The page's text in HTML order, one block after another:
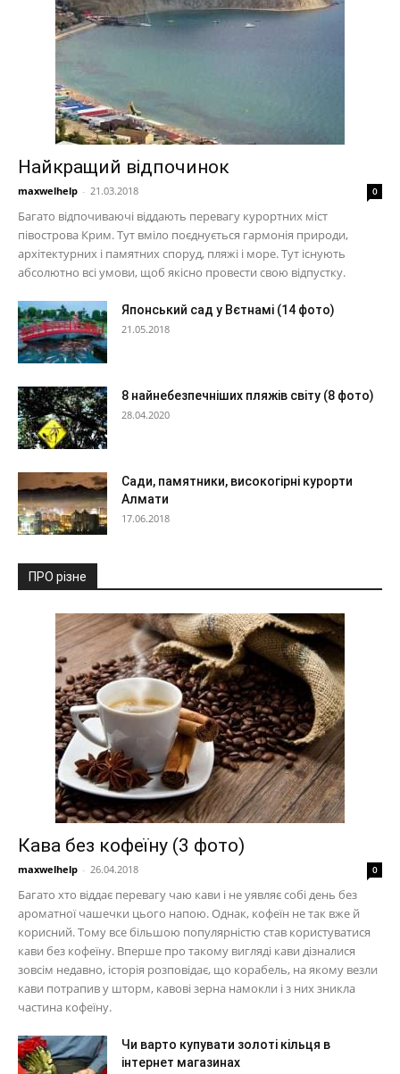
Найкращий відпочинок
maxwelhelp - 21.03.2018 0
Багато відпочиваючі віддають перевагу курортних міст
півострова Крим. Тут вміло поєднується гармонія природи,
архітектурних і памятних споруд, пляжі і море. Тут існують
абсолютно всі умови, щоб якісно провести свою відпустку.
Японський сад у Вєтнамі (14 фото)
21.05.2018
8 найнебезпечніших пляжів світу (8 фото)
28.04.2020
Сади, памятники, високогірні курорти
Алмати
17.06.2018
ПРО різне
Кава без кофеїну (3 фото)
maxwelhelp - 26.04.2018 0
Багато хто віддає перевагу чаю кави і не уявляє собі день без
ароматної чашечки цього напою. Однак, кофеїн не так вже й
корисний. Тому все більшою популярністю став користуватися
кави без кофеїну. Вперше про такому вигляді кави дізналися
зовсім недавно, історія розповідає, що корабель, на якому везли
кави потрапив у шторм, кавові зерна намокли і з них зникла
частина кофеїну.
Чи варто купувати золоті кільця в
інтернет магазинах